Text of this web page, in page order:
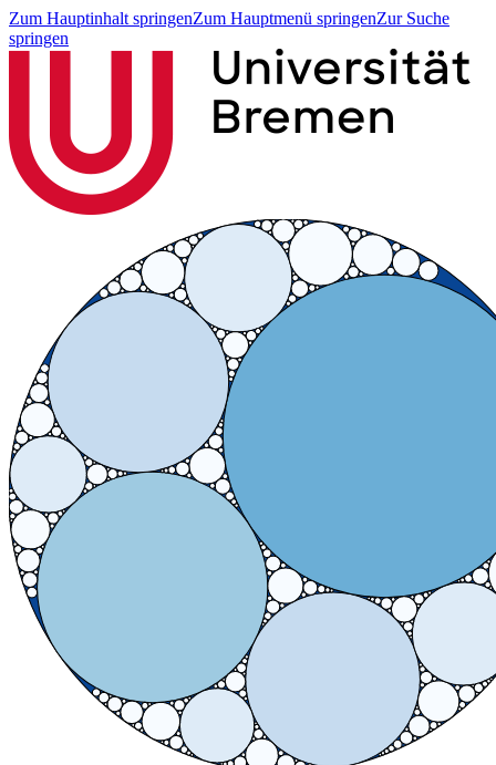
Zum Hauptinhalt springenZum Hauptmenü springenZur Suche
springen